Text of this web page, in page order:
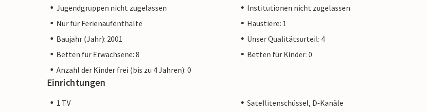
Jugendgruppen nicht zugelassen
Institutionen nicht zugelassen
Nur für Ferienaufenthalte
Haustiere: 1
Baujahr (Jahr): 2001
Unser Qualitätsurteil: 4
Betten für Erwachsene: 8
Betten für Kinder: 0
Anzahl der Kinder frei (bis zu 4 Jahren): 0
Einrichtungen
1 TV
Satellitenschüssel, D-Kanäle